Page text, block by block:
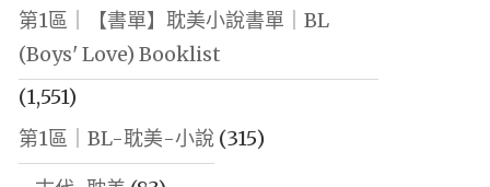
第1區｜【書單】耽美小說書單｜BL
(Boys' Love) Booklist
(1,551)
第1區｜BL-耽美-小說(315)